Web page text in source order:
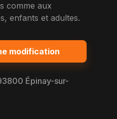
comme aux
enfants et adultes.
modification
Épinay-sur-